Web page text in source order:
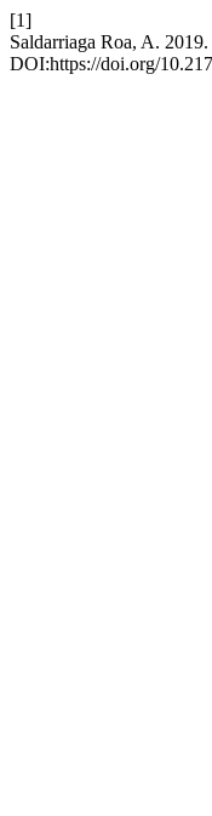
[1]
Saldarriaga Roa, A.
DOI:https://doi.org/